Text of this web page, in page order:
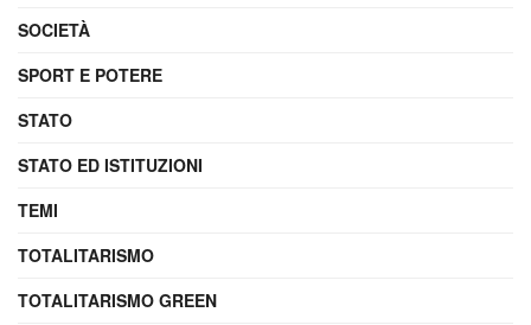
SOCIETÀ
SPORT E POTERE
STATO
STATO ED ISTITUZIONI
TEMI
TOTALITARISMO
TOTALITARISMO GREEN